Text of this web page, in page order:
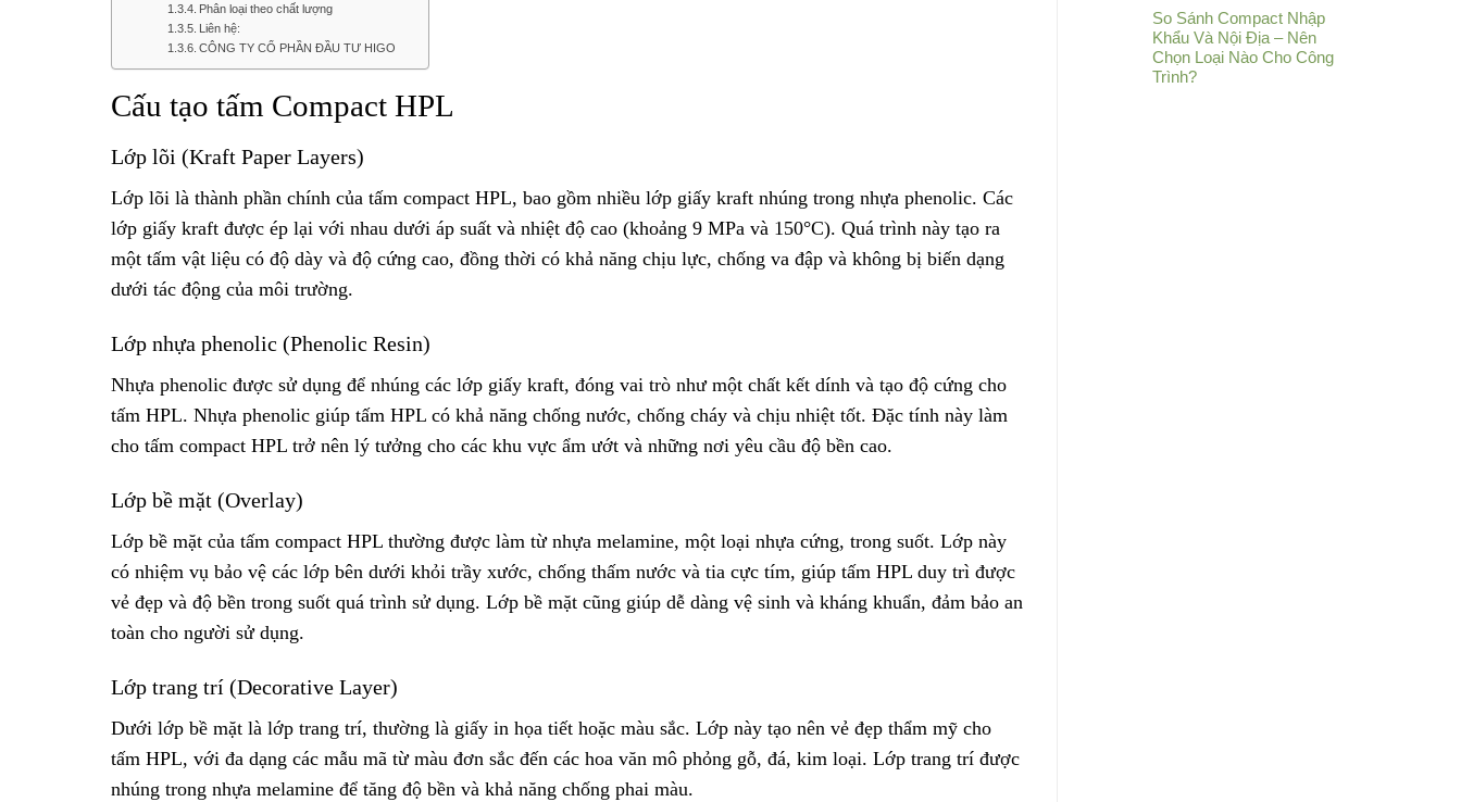
Phân loại theo chất lượng
Liên hệ:
CÔNG TY CỔ PHẦN ĐẦU TƯ HIGO
Cấu tạo tấm Compact HPL
Lớp lõi (Kraft Paper Layers)
Lớp lõi là thành phần chính của tấm compact HPL, bao gồm nhiều lớp giấy kraft nhúng trong nhựa phenolic. Các
lớp giấy kraft được ép lại với nhau dưới áp suất và nhiệt độ cao (khoảng 9 MPa và 150°C). Quá trình này tạo ra
một tấm vật liệu có độ dày và độ cứng cao, đồng thời có khả năng chịu lực, chống va đập và không bị biến dạng
dưới tác động của môi trường.
Lớp nhựa phenolic (Phenolic Resin)
Nhựa phenolic được sử dụng để nhúng các lớp giấy kraft, đóng vai trò như một chất kết dính và tạo độ cứng cho
tấm HPL. Nhựa phenolic giúp tấm HPL có khả năng chống nước, chống cháy và chịu nhiệt tốt. Đặc tính này làm
cho tấm compact HPL trở nên lý tưởng cho các khu vực ẩm ướt và những nơi yêu cầu độ bền cao.
Lớp bề mặt (Overlay)
Lớp bề mặt của tấm compact HPL thường được làm từ nhựa melamine, một loại nhựa cứng, trong suốt. Lớp này
có nhiệm vụ bảo vệ các lớp bên dưới khỏi trầy xước, chống thấm nước và tia cực tím, giúp tấm HPL duy trì được
vẻ đẹp và độ bền trong suốt quá trình sử dụng. Lớp bề mặt cũng giúp dễ dàng vệ sinh và kháng khuẩn, đảm bảo an
toàn cho người sử dụng.
Lớp trang trí (Decorative Layer)
Dưới lớp bề mặt là lớp trang trí, thường là giấy in họa tiết hoặc màu sắc. Lớp này tạo nên vẻ đẹp thẩm mỹ cho
tấm HPL, với đa dạng các mẫu mã từ màu đơn sắc đến các hoa văn mô phỏng gỗ, đá, kim loại. Lớp trang trí được
nhúng trong nhựa melamine để tăng độ bền và khả năng chống phai màu.
So Sánh Compact Nhập
Khẩu Và Nội Địa – Nên
Chọn Loại Nào Cho Công
Trình?